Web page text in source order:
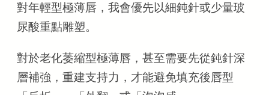
對年輕型極薄唇，我會優先以細鈍針或少量玻
尿酸重點雕塑。
對於老化萎縮型極薄唇，甚至需要先從鈍針深
層補強，重建支持力，才能避免填充後唇型